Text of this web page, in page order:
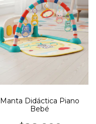
Manta Didáctica Piano
Bebé